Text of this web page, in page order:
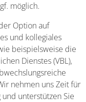
möglich.
Option auf
und kollegiales
beispielsweise die
Dienstes (VBL),
nehmen uns Zeit für
unterstützen Sie